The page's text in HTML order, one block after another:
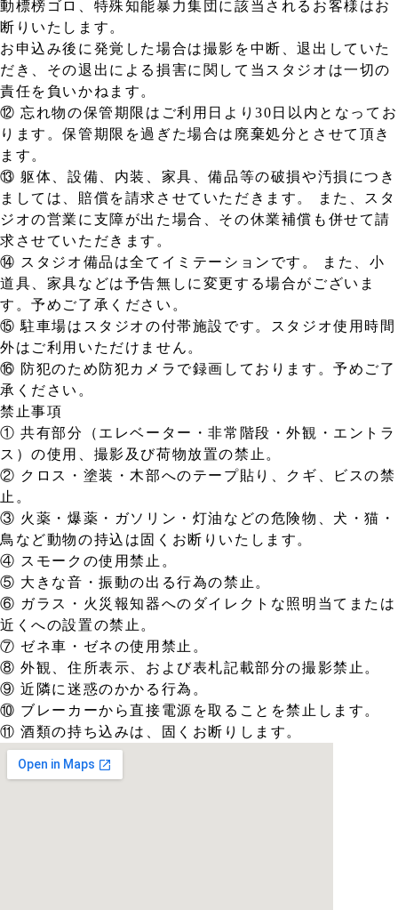
動標榜ゴロ、特殊知能暴力集団に該当されるお客様はお
断りいたします。
お申込み後に発覚した場合は撮影を中断、退出していた
だき、その退出による損害に関して当スタジオは一切の
責任を負いかねます。
⑫ 忘れ物の保管期限はご利用日より30日以内となってお
ります。保管期限を過ぎた場合は廃棄処分とさせて頂き
ます。
⑬ 躯体、設備、内装、家具、備品等の破損や汚損につき
ましては、賠償を請求させていただきます。 また、スタ
ジオの営業に支障が出た場合、その休業補償も併せて請
求させていただきます。
⑭ スタジオ備品は全てイミテーションです。 また、小
道具、家具などは予告無しに変更する場合がございま
す。予めご了承ください。
⑮ 駐車場はスタジオの付帯施設です。スタジオ使用時間
外はご利用いただけません。
⑯ 防犯のため防犯カメラで録画しております。予めご了
承ください。
禁止事項
① 共有部分（エレベーター・非常階段・外観・エントラ
ス）の使用、撮影及び荷物放置の禁止。
② クロス・塗装・木部へのテープ貼り、クギ、ビスの禁
止。
③ 火薬・爆薬・ガソリン・灯油などの危険物、犬・猫・
鳥など動物の持込は固くお断りいたします。
④ スモークの使用禁止。
⑤ 大きな音・振動の出る行為の禁止。
⑥ ガラス・火災報知器へのダイレクトな照明当てまたは
近くへの設置の禁止。
⑦ ゼネ車・ゼネの使用禁止。
⑧ 外観、住所表示、および表札記載部分の撮影禁止。
⑨ 近隣に迷惑のかかる行為。
⑩ ブレーカーから直接電源を取ることを禁止します。
⑪ 酒類の持ち込みは、固くお断りします。